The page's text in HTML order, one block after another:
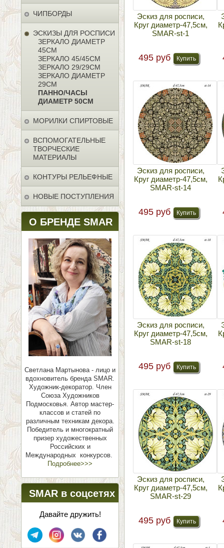
ЧИПБОРДЫ
ЭСКИЗЫ ДЛЯ РОСПИСИ
ЗЕРКАЛО ДИАМЕТР
45СМ
ЗЕРКАЛО 45/45СМ
ЗЕРКАЛО 29/29СМ
ЗЕРКАЛО ДИАМЕТР
29СМ
ПАННО/ЧАСЫ
ДИАМЕТР 50СМ
МОРИЛКИ СПИРТОВЫЕ
ВСПОМОГАТЕЛЬНЫЕ
ТВОРЧЕСКИЕ
МАТЕРИАЛЫ
КОНТУРЫ РЕЛЬЕФНЫЕ
НОВЫЕ ПОСТУПЛЕНИЯ
О БРЕНДЕ SMAR
Светлана Мартынова - лицо и
вдохновитель бренда SMAR.
Художник-декоратор. Член
Союза Художников
Подмосковья. Автор мастер-
классов и статей по
различным техникам декора.
Победитель и многократный
призер художественных
Российских и
Международных конкурсов.
Подробнее>>>
SMAR в соцсетях
Давайте дружить!
Эскиз для росписи,
Круг диаметр-47,5см,
SMAR-st-1
495 руб
Эскиз для росписи,
Круг диаметр-47,5см,
SMAR-st-14
495 руб
Эскиз для росписи,
Круг диаметр-47,5см,
SMAR-st-18
495 руб
Эскиз для росписи,
Круг диаметр-47,5см,
SMAR-st-29
495 руб